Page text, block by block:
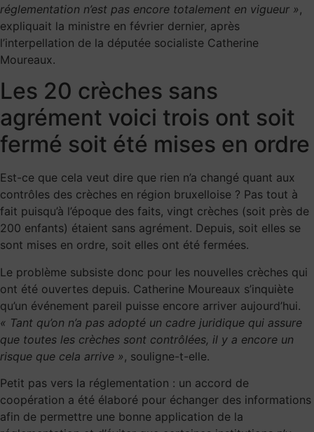
réglementation n’est pas encore totalement en vigueur » ,
expliquait la ministre en février dernier, après
l’interpellation de la députée socialiste Catherine
Moureaux.
Les 20 crèches sans
agrément voici trois ont soit
fermé soit été mises en ordre
Est-ce que cela veut dire que rien n’a changé quant aux
contrôles des crèches en région bruxelloise ? Pas tout à
fait puisqu’à l’époque des faits, vingt crèches (soit près de
200 enfants) étaient sans agrément. Depuis, soit elles se
sont mises en ordre, soit elles ont été fermées.
Le problème subsiste donc pour les nouvelles crèches qui
ont été ouvertes depuis. Catherine Moureaux s’inquiète
qu’un événement pareil puisse encore arriver aujourd’hui.
« Tant qu’on n’a pas adopté un cadre juridique qui assure
que toutes les crèches sont contrôlées, il y a encore un
risque que cela arrive » , souligne-t-elle.
Petit pas vers la réglementation : un accord de
coopération a été élaboré pour échanger des informations
afin de permettre une bonne application de la